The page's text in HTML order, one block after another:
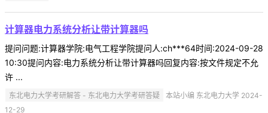
计算器电力系统分析让带计算器吗
提问问题:计算器学院:电气工程学院提问人:ch***64时间:2024-09-28
10:30提问内容:电力系统分析让带计算器吗回复内容:按文件规定不允
许 ...
东北电力大学考研解答 - 东北电力大学考研答疑
本站小编 东北电力大学 2024-
12-29